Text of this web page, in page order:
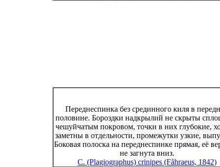
Переднеспинка без срединного киля в
половине. Бороздки надкрылий не скрыты
чешуйчатым покровом, точки в них глубокие,
заметны в отдельности, промежутки узкие,
Боковая полоска на переднеспинке прямая, её
не загнута вниз.
C. (Plagiographus) crinipes (Fåhraeus, 1842)